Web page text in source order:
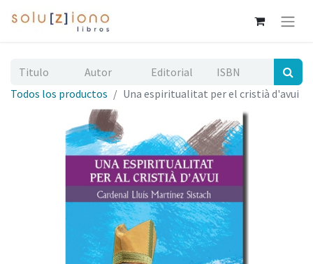
Todos los productos Una espiritualitat per el cristià d'avui